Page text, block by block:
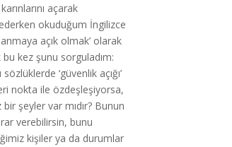
açarak
okuduğum İngilizce
açık olmak’ olarak
kez şunu sorguladım:
‘güvenlik açığı’
nokta ile özdeşleşiyorsa,
şeyler var mıdır? Bunun
verebilirsin, bunu
kişiler ya da durumlar